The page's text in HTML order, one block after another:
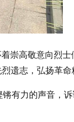
崇高敬意向烈
遗志，弘扬革命
有力的声音，